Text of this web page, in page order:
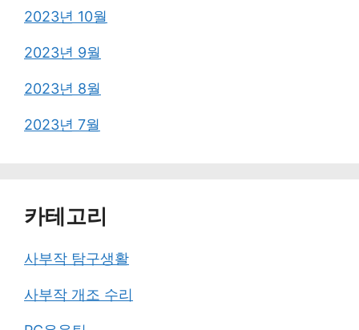
2023년 10월
2023년 9월
2023년 8월
2023년 7월
카테고리
사부작 탐구생활
사부작 개조 수리